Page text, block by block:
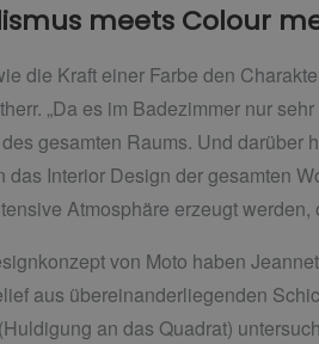
meets Colour
die Kraft einer Farbe den
„Da es im Badezimmer nur
gesamten Raums. Und
das Interior Design der gesamten
Atmosphäre erzeugt
von Moto haben
aus übereinanderliegenden
an das Quadrat)